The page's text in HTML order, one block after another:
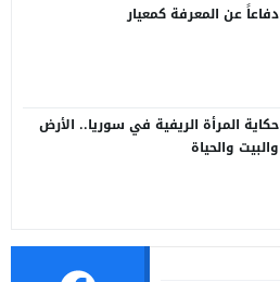
دفاعاً عن المعرفة كمعيار
حكاية المرأة الريفية في سوريا.. الأرض
والبيت والحياة